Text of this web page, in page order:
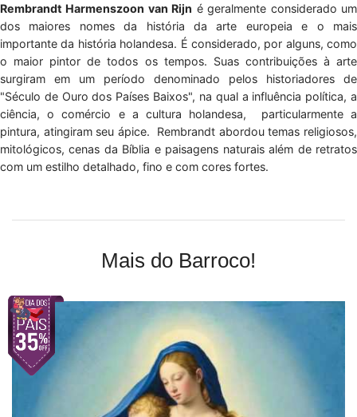
Rembrandt Harmenszoon van Rijn é geralmente considerado um
dos maiores nomes da história da arte europeia e o mais
importante da história holandesa. É considerado, por alguns, como
o maior pintor de todos os tempos. Suas contribuições à arte
surgiram em um período denominado pelos historiadores de
"Século de Ouro dos Países Baixos", na qual a influência política, a
ciência, o comércio e a cultura holandesa, particularmente a
pintura, atingiram seu ápice. Rembrandt abordou temas religiosos,
mitológicos, cenas da Bíblia e paisagens naturais além de retratos
com um estilho detalhado, fino e com cores fortes.
Mais do Barroco!